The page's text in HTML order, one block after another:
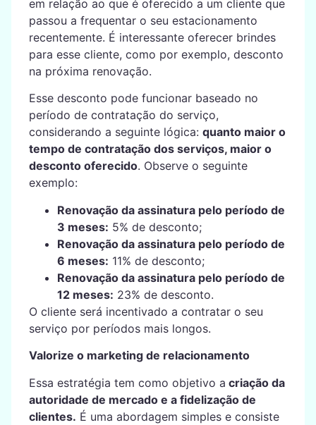
em relação ao que é oferecido a um cliente que
passou a frequentar o seu estacionamento
recentemente. É interessante oferecer brindes
para esse cliente, como por exemplo, desconto
na próxima renovação.
Esse desconto pode funcionar baseado no
período de contratação do serviço,
considerando a seguinte lógica: quanto maior o
tempo de contratação dos serviços, maior o
desconto oferecido. Observe o seguinte
exemplo:
Renovação da assinatura pelo período de
3 meses: 5% de desconto;
Renovação da assinatura pelo período de
6 meses: 11% de desconto;
Renovação da assinatura pelo período de
12 meses: 23% de desconto.
O cliente será incentivado a contratar o seu
serviço por períodos mais longos.
Valorize o marketing de relacionamento
Essa estratégia tem como objetivo a criação da
autoridade de mercado e a fidelização de
clientes. É uma abordagem simples e consiste